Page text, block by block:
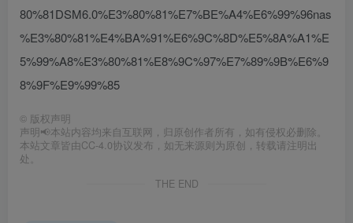
80%81DSM6.0%E3%80%81%E7%BE%A4%E6%99%96nas
%E3%80%81%E4%BA%91%E6%9C%8D%E5%8A%A1%E
5%99%A8%E3%80%81%E8%9C%97%E7%89%9B%E6%9
8%9F%E9%99%85
© 版权声明
声明📢本站内容均来自互联网，归原创作者所有，如有侵权必删除。
本站文章皆由CC-4.0协议发布，如无来源则为原创，转载请注明出
处。
THE END